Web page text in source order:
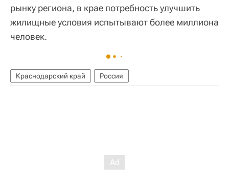
рынку региона, в крае потребность улучшить
жилищные условия испытывают более миллиона
человек.
Краснодарский край Россия